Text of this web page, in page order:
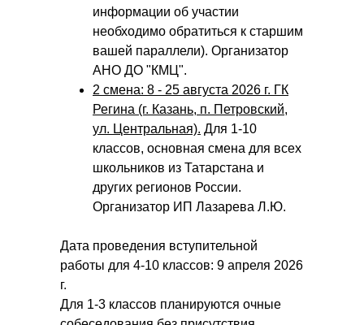
информации об участии
необходимо обратиться к старшим
вашей параллели). Организатор
АНО ДО "КМЦ".
2 смена: 8 - 25 августа 2026 г. ГК
Регина (г. Казань, п. Петровский,
ул. Центральная). Для 1-10
классов, основная смена для всех
школьников из Татарстана и
других регионов России.
Организатор ИП Лазарева Л.Ю.
Дата проведения вступительной
работы для 4-10 классов: 9 апреля 2026
г.
Для 1-3 классов планируются очные